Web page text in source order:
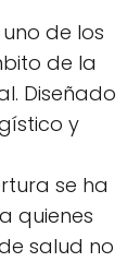
de los
de la
Diseñado
y
se ha
quienes
salud no